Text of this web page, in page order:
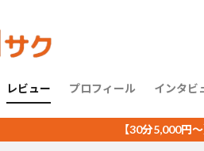
レビュー プロフィール インタビ
【30分5,000円～】LINE運
個別トーク
URLクリック測定
あいさつメッセージ
ステップ配信 自動応答